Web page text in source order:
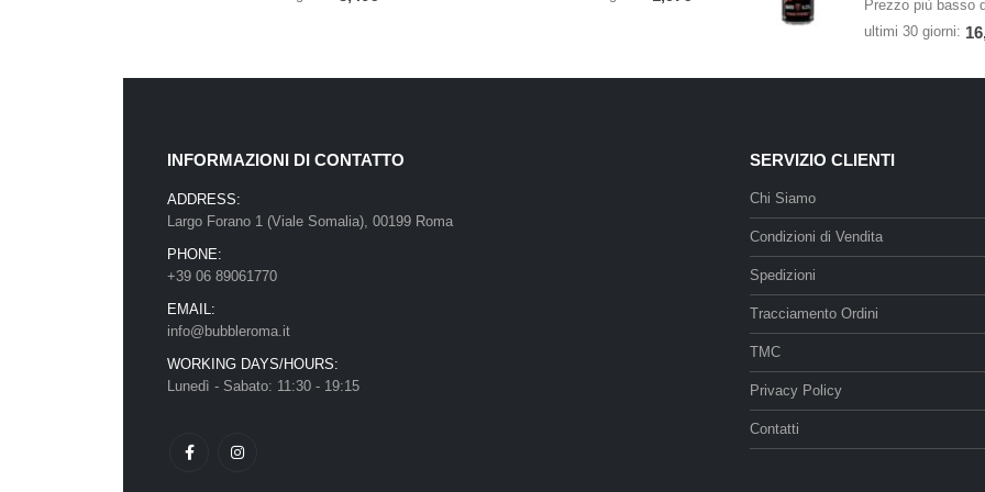
Prezzo più basso
ultimi 30 giorni:
INFORMAZIONI DI CONTATTO
ADDRESS:
Largo Forano 1 (Viale Somalia), 00199 Roma
PHONE:
+39 06 89061770
EMAIL:
info@bubbleroma.it
WORKING DAYS/HOURS:
Lunedì - Sabato: 11:30 - 19:15
SERVIZIO CLIENTI
Chi Siamo
Condizioni di Vendita
Spedizioni
Tracciamento Ordini
TMC
Privacy Policy
Contatti